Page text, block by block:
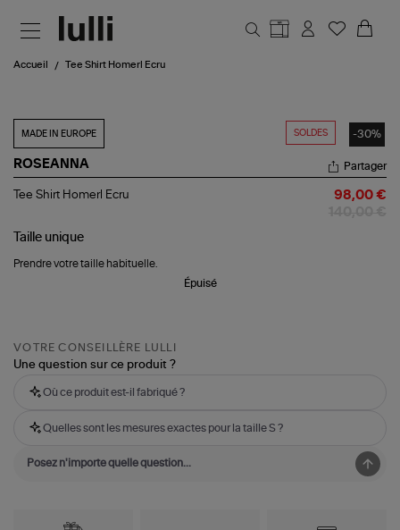
Accueil Tee Shirt Homerl Ecru
SOLDES -30%
MADE IN EUROPE
ROSEANNA
Tee
Ecru
Partager
Tee Shirt Homerl Ecru 98,00 €
Taille unique
Prendre votre taille habituelle.
Épuisé
VOTRE CONSEILLÈRE LULLI
Une question sur ce produit ?
Où ce produit est-il fabriqué ?
Quelles sont les mesures exactes pour la taille S ?